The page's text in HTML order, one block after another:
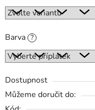
Barva ?
Dostupnost
Můžeme doručit do: